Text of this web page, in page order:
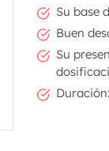
Su base
Buen
Su